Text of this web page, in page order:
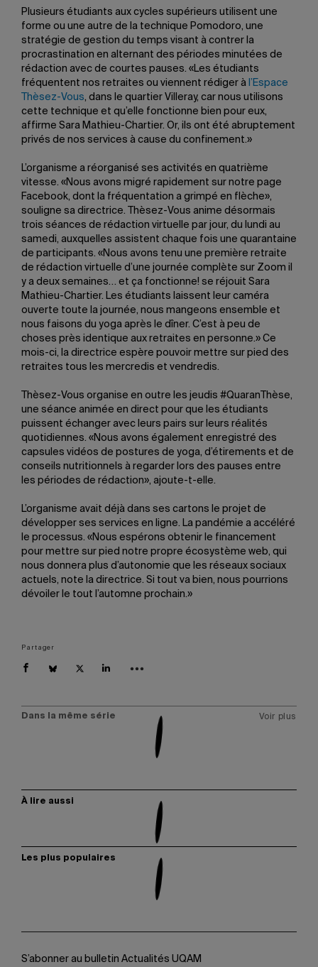
Plusieurs étudiants aux cycles supérieurs utilisent une
forme ou une autre de la technique Pomodoro, une
stratégie de gestion du temps visant à contrer la
procrastination en alternant des périodes minutées de
rédaction avec de courtes pauses. «Les étudiants
fréquentent nos retraites ou viennent rédiger à l’Espace
Thèsez-Vous, dans le quartier Villeray, car nous utilisons
cette technique et qu’elle fonctionne bien pour eux,
affirme Sara Mathieu-Chartier. Or, ils ont été abruptement
privés de nos services à cause du confinement.»
L’organisme a réorganisé ses activités en quatrième
vitesse. «Nous avons migré rapidement sur notre page
Facebook, dont la fréquentation a grimpé en flèche»,
souligne sa directrice. Thèsez-Vous anime désormais
trois séances de rédaction virtuelle par jour, du lundi au
samedi, auxquelles assistent chaque fois une quarantaine
de participants. «Nous avons tenu une première retraite
de rédaction virtuelle d’une journée complète sur Zoom il
y a deux semaines… et ça fonctionne! se réjouit Sara
Mathieu-Chartier. Les étudiants laissent leur caméra
ouverte toute la journée, nous mangeons ensemble et
nous faisons du yoga après le dîner. C’est à peu de
choses près identique aux retraites en personne.» Ce
mois-ci, la directrice espère pouvoir mettre sur pied des
retraites tous les mercredis et vendredis.
Thèsez-Vous organise en outre les jeudis #QuaranThèse,
une séance animée en direct pour que les étudiants
puissent échanger avec leurs pairs sur leurs réalités
quotidiennes. «Nous avons également enregistré des
capsules vidéos de postures de yoga, d’étirements et de
conseils nutritionnels à regarder lors des pauses entre
les périodes de rédaction», ajoute-t-elle.
L’organisme avait déjà dans ses cartons le projet de
développer ses services en ligne. La pandémie a accéléré
le processus. «Nous espérons obtenir le financement
pour mettre sur pied notre propre écosystème web, qui
nous donnera plus d’autonomie que les réseaux sociaux
actuels, note la directrice. Si tout va bien, nous pourrions
dévoiler le tout l’automne prochain.»
Partager
Dans la même série Voir plus
À lire aussi
Les plus populaires
S’abonner au bulletin Actualités UQAM